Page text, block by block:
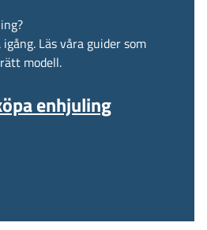
Läs våra guider som
modell.
enhjuling